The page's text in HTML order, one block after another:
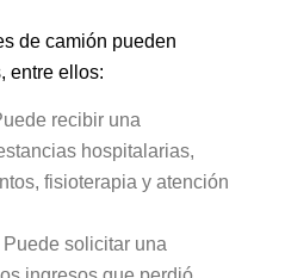
de camión pueden
entre ellos:
recibir una
hospitalarias,
fisioterapia y atención
Puede solicitar una